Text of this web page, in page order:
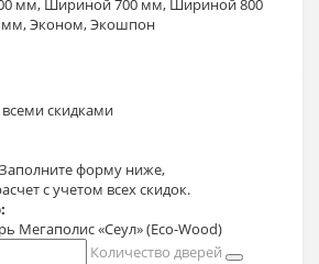
мм, Шириной 700 мм, Шириной 800
мм,Эконом,Экошпон
всеми скидками
форму ниже,
с учетом всех скидок.
Мегаполис «Сеул» (Eco-Wood)
Количество дверей